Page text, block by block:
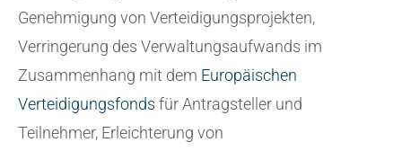
Genehmigung von Verteidigungsprojekten,
Verringerung des Verwaltungsaufwands im
Zusammenhang mit dem Europäischen
Verteidigungsfonds für Antragsteller und
Teilnehmer, Erleichterung von